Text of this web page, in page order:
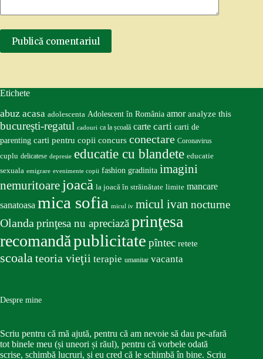
Publică comentariul
Etichete
abuz acasa adolescenta Adolescent în România amor analyze this
bucureşti-regatul cadouri ca la școală carte carti carti de
parenting carti pentru copii concurs conectare Coronavirus
cuplu delicatese depresie educatie cu blandete educatie
sexuala emigrare evenimente copii fashion gradinita imagini
nemuritoare joacă la joacă în străinătate limite mancare
sanatoasa mica sofia micul iv micul ivan nocturne
Olandaprinţesa nu apreciazăprinţesa
recomandăpublicitate pîntec retete
scoalateoria vieţii terapie umanitar vacanta
Despre mine
Scriu pentru că mă ajută, pentru că am nevoie să dau pe-afară
tot binele meu (și uneori și răul), pentru că vorbele odată
scrise, schimbă lucruri, și eu cred că le schimbă în bine. Scriu